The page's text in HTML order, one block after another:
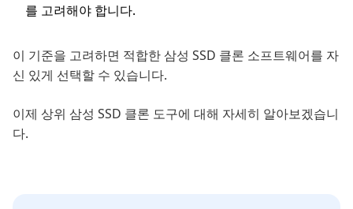
를 고려해야 합니다.
이 기준을 고려하면 적합한 삼성 SSD 클론 소프트웨어를 자
신 있게 선택할 수 있습니다.
이제 상위 삼성 SSD 클론 도구에 대해 자세히 알아보겠습니
다.